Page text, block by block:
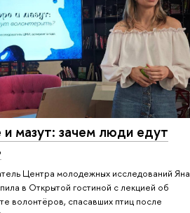
мазут: зачем люди едут
Центра молодежных исследований Яна
в Открытой гостиной с лекцией об
волонтёров, спасавших птиц после